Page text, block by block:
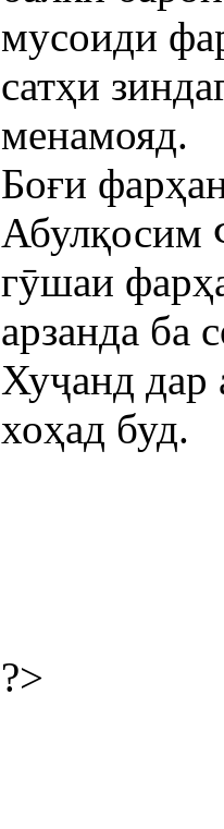
мусоиди
сатҳи
менамояд.
Боғи
Абулқосим
гӯшаи
арзанда ба
Хуҷанд
хоҳад буд.
?>